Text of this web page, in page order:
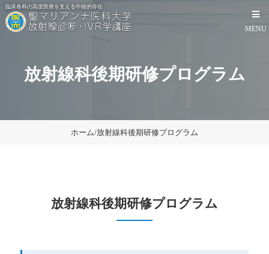
臨床各科の高度医療を支える中核的存在
MENU
放射線科後期研修プログラム
ホーム/放射線科後期研修プログラム
放射線科後期研修プログラム
画像診断
IVR